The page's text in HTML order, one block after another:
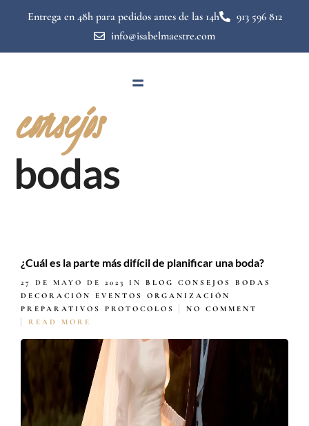
Entrega en 48h para pedidos antes de las 14h
913 596 812
info@isabelmaestre.com
consejos
bodas
¿Cuál es la parte más difícil de planificar una boda?
27 DE MAYO DE 2023 IN BLOG
CONSEJOS BODAS
DECORACIÓN
EVENTOS
ORGANIZACIÓN
PREPARATIVOS
PROTOCOLOS
NO COMMENT
READ MORE